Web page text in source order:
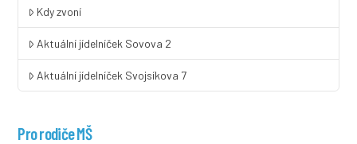
Kdy zvoní
Aktuální jídelníček Sovova 2
Aktuální jídelníček Svojsíkova 7
Pro rodiče MŠ